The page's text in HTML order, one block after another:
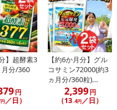
キス末、桑の実末、インディア
ーエキス粉末、ルテイン含有マリ
、アイブライトエキス末、ブラ
リー果汁粉末、アサイーエキス
ダー/結晶セルロース、ショ糖脂
ミンC、抽出ビタミンE、ナイア
タミンB1、ビタミンB2、ビタミ
ンD、ビタミンB12
】超酵素3
分/360
円
／日）
【約6か月分】グル
コサミン72000(約3
ヵ月分/360粒)...
2,399円
（13.4円／日）